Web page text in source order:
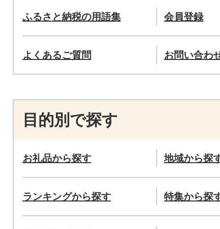
ふるさと納税の用語集 会員登録
よくあるご質問 お問い合わ
目的別で探す
お礼品から探す 地域から探
ランキングから探す 特集から探